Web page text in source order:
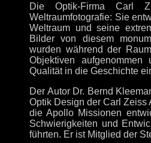
Die Optik-Firma Carl
Weltraumfotografie: Sie
Weltraum und seine
Bilder von diesem
wurden während der
Objektiven
Qualität in die Geschichte
Der Autor Dr. Bernd
Optik Design der Carl Zeiss
die Apollo Missionen
Schwierigkeiten und
führten. Er ist Mitglied der